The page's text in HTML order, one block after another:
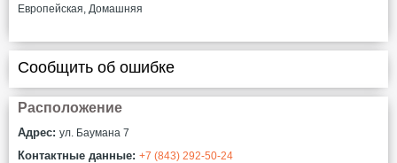
Европейская, Домашняя
Сообщить об ошибке
Расположение
Адрес: ул. Баумана 7
Контактные данные: +7 (843) 292-50-24